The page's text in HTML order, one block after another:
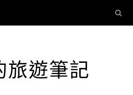
旅遊筆記